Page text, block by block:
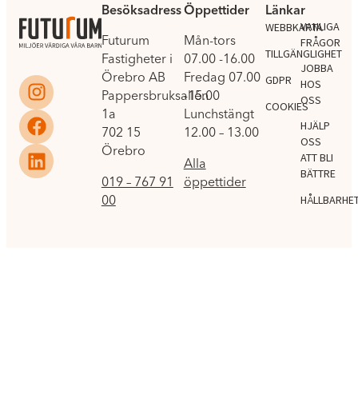
Besöksadress
Futurum
Fastigheter i
Örebro AB
Pappersbruksallén
1a
702 15
Örebro
019 – 767 91
00
Öppettider
Mån-tors
07.00 -16.00
Fredag 07.00
-15.00
Lunchstängt
12.00 – 13.00
Alla
öppettider
Länkar
WEBBKARTA
TILLGÄNGLIGHET
GDPR
COOKIES
.
VANLIGA
FRÅGOR
JOBBA
HOS
OSS
HJÄLP
OSS
ATT BLI
BÄTTRE